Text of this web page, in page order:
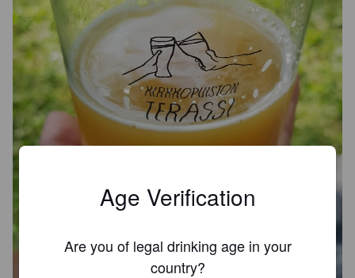
Age Verification
Are you of legal drinking age in your
country?